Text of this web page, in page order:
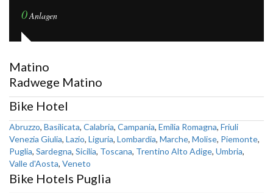
0Anlagen
Matino
Radwege Matino
Bike Hotel
Abruzzo, Basilicata, Calabria, Campania, Emilia Romagna, Friuli
Venezia Giulia, Lazio, Liguria, Lombardia, Marche, Molise, Piemonte,
Puglia, Sardegna, Sicilia, Toscana, Trentino Alto Adige, Umbria,
Valle d'Aosta, Veneto
Bike Hotels Puglia